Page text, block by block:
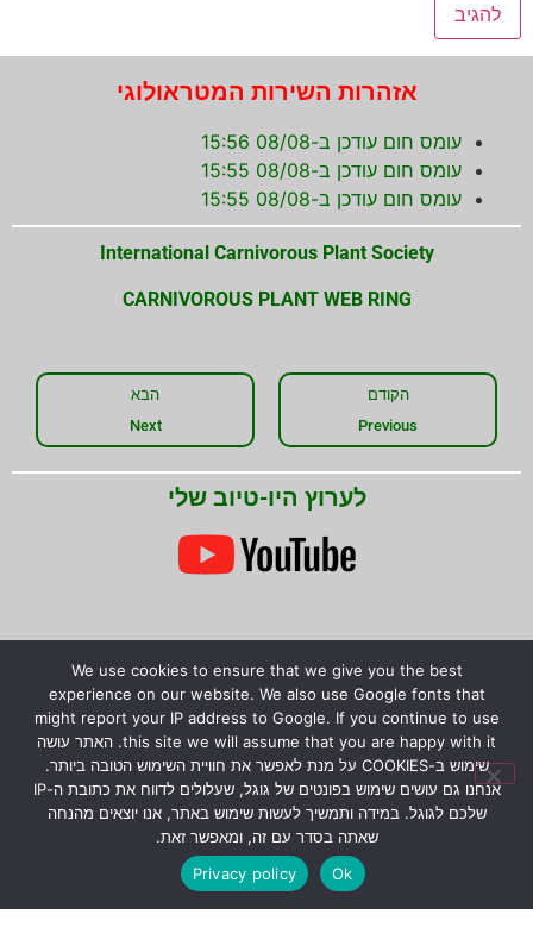
אזהרות השירות המטראולוגי
עומס חום עודכן ב-08/08 15:56
עומס חום עודכן ב-08/08 15:55
עומס חום עודכן ב-08/08 15:55
International Carnivorous Plant Society
CARNIVOROUS PLANT WEB RING
הקודם
Previous
הבא
Next
לערוץ היו-טיוב שלי
שתפו את המידע!
© כל הזכויות שמורות לירון רז. המידע המוצג באתר לא
מהווה הבטחה להצלחת גידול צמחים טורפים, אלא קווים
כלליים בלבד לגידולם.
We use cookies to ensure that we give you the best
experience on our website. We also use Google fonts that
might report your IP address to Google. If you continue to use
this site we will assume that you are happy with it. האתר עושה
שימוש ב-COOKIES על מנת לאפשר את חוויית השימוש הטובה ביותר.
אנחנו גם עושים שימוש בפונטים של גוגל, שעלולים לדווח את כתובת ה-IP
שלכם לגוגל. במידה ותמשיך לעשות שימוש באתר, אנו יוצאים מהנחה
שאתה בסדר עם זה, ומאפשר זאת.
Ok
Privacy policy